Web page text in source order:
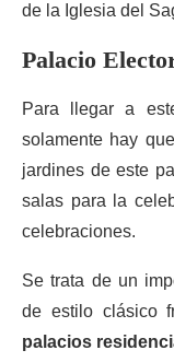
de la Iglesia del
Palacio
Para llegar a
solamente hay
jardines de este
salas para la
celebraciones.
Se trata de un
de estilo clásico
palacios